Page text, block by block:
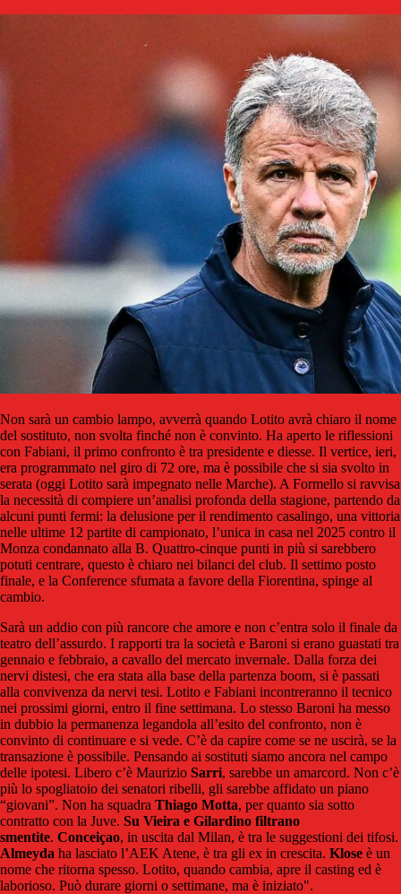
Non sarà un cambio lampo, avverrà quando Lotito avrà chiaro il nome
del sostituto, non svolta finché non è convinto. Ha aperto le riflessioni
con Fabiani, il primo confronto è tra presidente e diesse. Il vertice, ieri,
era programmato nel giro di 72 ore, ma è possibile che si sia svolto in
serata (oggi Lotito sarà impegnato nelle Marche). A Formello si ravvisa
la necessità di compiere un’analisi profonda della stagione, partendo da
alcuni punti fermi: la delusione per il rendimento casalingo, una vittoria
nelle ultime 12 partite di campionato, l’unica in casa nel 2025 contro il
Monza condannato alla B. Quattro-cinque punti in più si sarebbero
potuti centrare, questo è chiaro nei bilanci del club. Il settimo posto
finale, e la Conference sfumata a favore della Fiorentina, spinge al
cambio.
Sarà un addio con più rancore che amore e non c’entra solo il finale da
teatro dell’assurdo. I rapporti tra la società e Baroni si erano guastati tra
gennaio e febbraio, a cavallo del mercato invernale. Dalla forza dei
nervi distesi, che era stata alla base della partenza boom, si è passati
alla convivenza da nervi tesi. Lotito e Fabiani incontreranno il tecnico
nei prossimi giorni, entro il fine settimana. Lo stesso Baroni ha messo
in dubbio la permanenza legandola all’esito del confronto, non è
convinto di continuare e si vede. C’è da capire come se ne uscirà, se la
transazione è possibile. Pensando ai sostituti siamo ancora nel campo
delle ipotesi. Libero c’è Maurizio Sarri, sarebbe un amarcord. Non c’è
più lo spogliatoio dei senatori ribelli, gli sarebbe affidato un piano
“giovani”. Non ha squadra Thiago Motta, per quanto sia sotto
contratto con la Juve. Su Vieira e Gilardino filtrano
smentite. Conceiçao, in uscita dal Milan, è tra le suggestioni dei tifosi.
Almeyda ha lasciato l’AEK Atene, è tra gli ex in crescita. Klose è un
nome che ritorna spesso. Lotito, quando cambia, apre il casting ed è
laborioso. Può durare giorni o settimane, ma è iniziato".